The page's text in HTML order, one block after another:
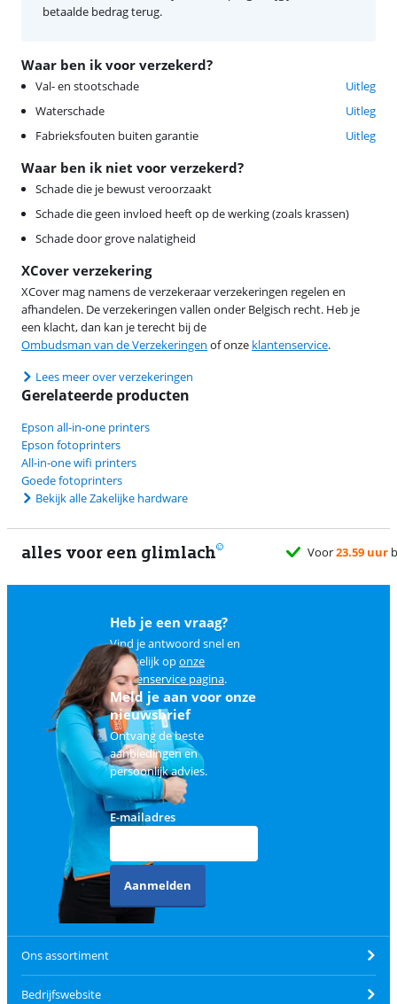
Waar ben ik voor verzekerd?
Val- en stootschade
Uitleg
Waterschade
Uitleg
Fabrieksfouten buiten garantie
Uitleg
Waar ben ik niet voor verzekerd?
Schade die je bewust veroorzaakt
Schade die geen invloed heeft op de werking (zoals krassen)
Schade door grove nalatigheid
XCover verzekering
XCover mag namens de verzekeraar verzekeringen regelen en
afhandelen. De verzekeringen vallen onder Belgisch recht. Heb je
een klacht, dan kan je terecht bij de
Ombudsman van de Verzekeringen of onze klantenservice.
Lees meer over verzekeringen
betaalde bedrag terug.
Gerelateerde producten
Epson all-in-one printers
Epson fotoprinters
All-in-one wifi printers
Goede fotoprinters
Bekijk alle Zakelijke hardware
alles voor een glimlach
Heb je een vraag?
Vind je antwoord snel en
makkelijk oponze
klantenservice pagina.
Meld je aan voor onze
nieuwsbrief
Ontvang de beste
aanbiedingen en
persoonlijk advies.
E-mailadres
Aanmelden
Ons assortiment
Bedrijfswebsite